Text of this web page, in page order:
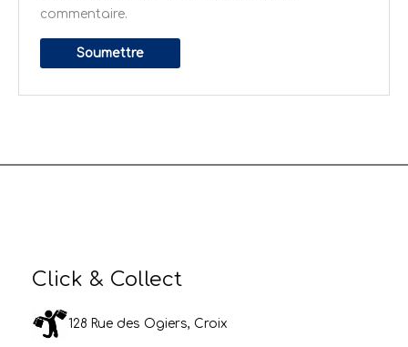
commentaire.
Click & Collect
128 Rue des Ogiers, Croix